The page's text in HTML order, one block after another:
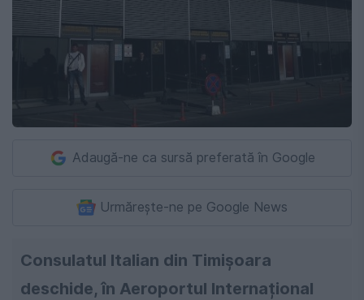
Adaugă-ne ca sursă preferată în Google
Urmărește-ne pe Google News
Consulatul Italian din Timișoara
deschide, în Aeroportul Internațional